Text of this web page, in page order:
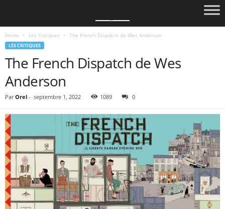
Home Les Critiques The French Dispatch de Wes Anderson
LES CRITIQUES
The French Dispatch de Wes
Anderson
Par Orel - septembre 1, 2022 1089 0